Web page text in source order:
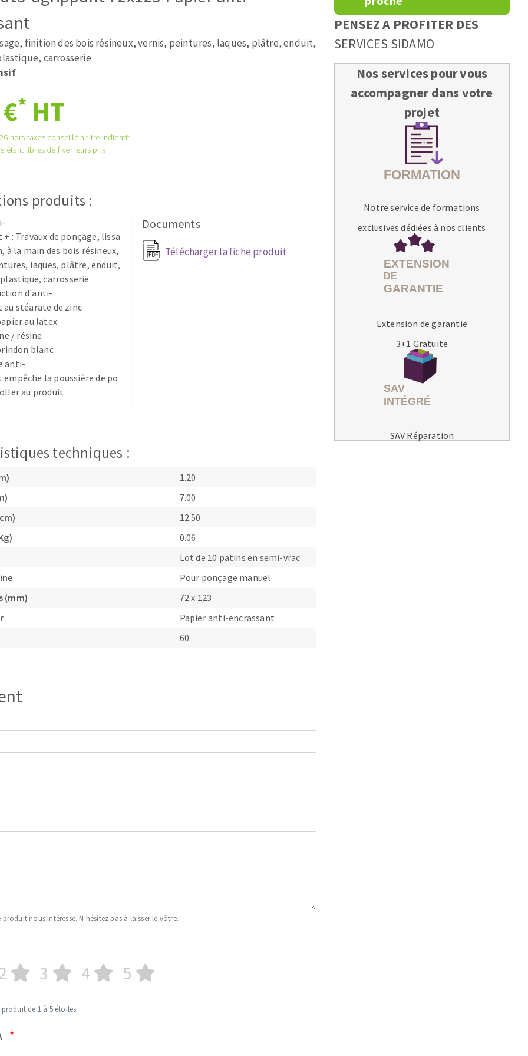
à profil
diamantés
Système auto-nivelant à cale
ABRASIFS APPLIQUÉS
DE SURFACE
MACHINES POUR LE TRAVAIL DU
MÉTAL
Tronçonneuses
finition des bois résineux, vernis, peintures, laques, plâtre, enduit,
carrosserie
* HT
hors taxes conseillé à titre indicatif.
étant libres de fixer leurs prix
produits :
: Travaux de ponçage, lissa
à la main des bois résineux,
laques, plâtre, enduit,
carrosserie
d'anti-
au stéarate de zinc
au latex
/ résine
blanc
anti-
empêche la poussière de po
au produit
Documents
Télécharger la fiche produit
techniques :
1.20
7.00
12.50
0.06
Lot de 10 patins en semi-vrac
Pour ponçage manuel
(mm)
72 x 123
Papier anti-encrassant
60
PENSEZ A PROFITER DES
SERVICES SIDAMO
Nos services pour vous
accompagner dans votre
projet
Notre service de formations
exclusives dédiées à nos clients
Extension de garantie
3+1 Gratuite
SAV Réparation
produit nous intéresse. N'hésitez pas à laisser le vôtre.
3 4 5
de 1 à 5 étoiles.